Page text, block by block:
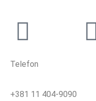
Telefon
+381 11 404-9090